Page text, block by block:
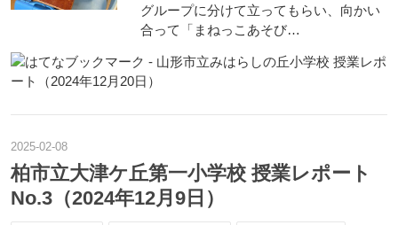
グループに分けて立ってもらい、向かい
合って「まねっこあそび…
2025-02-08
柏市立大津ケ丘第一小学校 授業レポート
No.3（2024年12月9日）